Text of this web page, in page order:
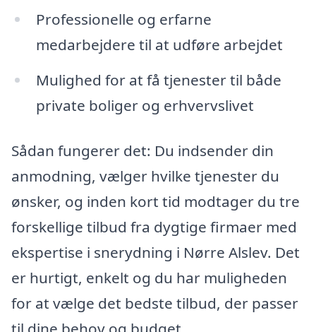
Professionelle og erfarne
medarbejdere til at udføre arbejdet
Mulighed for at få tjenester til både
private boliger og erhvervslivet
Sådan fungerer det: Du indsender din
anmodning, vælger hvilke tjenester du
ønsker, og inden kort tid modtager du tre
forskellige tilbud fra dygtige firmaer med
ekspertise i snerydning i Nørre Alslev. Det
er hurtigt, enkelt og du har muligheden
for at vælge det bedste tilbud, der passer